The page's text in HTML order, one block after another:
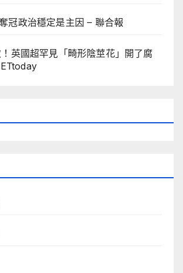
冠政治穩定是主因 – 聯合報
英國超罕見「畸形陰莖花」開了腐